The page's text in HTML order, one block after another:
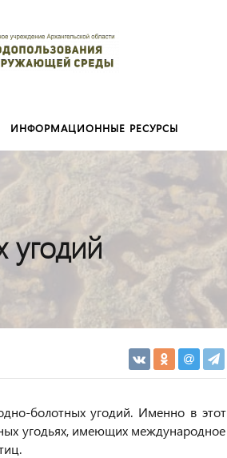
ИНФОРМАЦИОННЫЕ РЕСУРСЫ
болотных угодий. Именно в этот
угодьях, имеющих международное